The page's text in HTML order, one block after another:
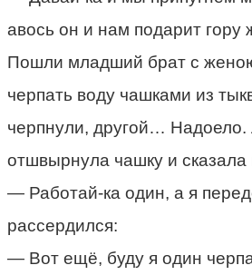
авось он и нам подарит гору
Пошли младший брат с
черпать воду чашками из
черпнули, другой…
отшвырнула чашку и сказала
— Работай-ка один, а я
рассердился:
— Вот ещё, буду я один